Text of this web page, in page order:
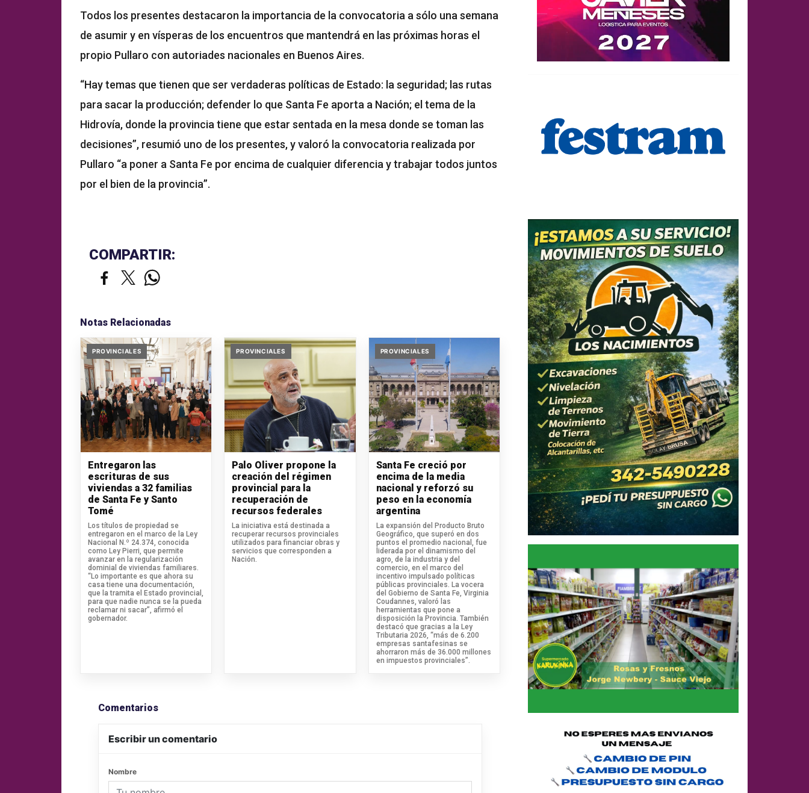
Todos los presentes destacaron la importancia de la convocatoria a sólo una semana
de asumir y en vísperas de los encuentros que mantendrá en las próximas horas el
propio Pullaro con autoriades nacionales en Buenos Aires.
“Hay temas que tienen que ser verdaderas políticas de Estado: la seguridad; las rutas
para sacar la producción; defender lo que Santa Fe aporta a Nación; el tema de la
Hidrovía, donde la provincia tiene que estar sentada en la mesa donde se toman las
decisiones”, resumió uno de los presentes, y valoró la convocatoria realizada por
Pullaro “a poner a Santa Fe por encima de cualquier diferencia y trabajar todos juntos
por el bien de la provincia”.
COMPARTIR:
Notas Relacionadas
PROVINCIALES
Entregaron las
escrituras de sus
viviendas a 32 familias
de Santa Fe y Santo
Tomé
Los títulos de propiedad se
entregaron en el marco de la Ley
Nacional N.º 24.374, conocida
como Ley Pierri, que permite
avanzar en la regularización
dominial de viviendas familiares.
“Lo importante es que ahora su
casa tiene una documentación,
que la tramita el Estado provincial,
para que nadie nunca se la pueda
reclamar ni sacar”, afirmó el
gobernador.
PROVINCIALES
Palo Oliver propone la
creación del régimen
provincial para la
recuperación de
recursos federales
La iniciativa está destinada a
recuperar recursos provinciales
utilizados para financiar obras y
servicios que corresponden a
Nación.
PROVINCIALES
Santa Fe creció por
encima de la media
nacional y reforzó su
peso en la economía
argentina
La expansión del Producto Bruto
Geográfico, que superó en dos
puntos el promedio nacional, fue
liderada por el dinamismo del
agro, de la industria y del
comercio, en el marco del
incentivo impulsado políticas
públicas provinciales. La vocera
del Gobierno de Santa Fe, Virginia
Coudannes, valoró las
herramientas que pone a
disposición la Provincia. También
destacó que gracias a la Ley
Tributaria 2026, “más de 6.200
empresas santafesinas se
ahorraron más de 36.000 millones
en impuestos provinciales”.
Comentarios
Escribir un comentario
Nombre